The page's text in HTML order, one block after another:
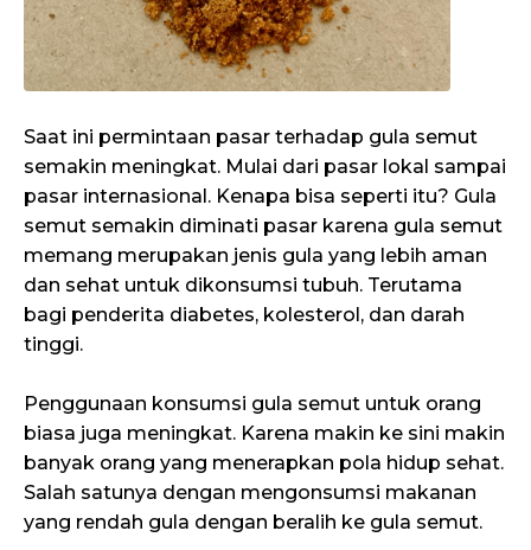
Saat ini permintaan pasar terhadap gula semut
semakin meningkat. Mulai dari pasar lokal sampai
pasar internasional. Kenapa bisa seperti itu? Gula
semut semakin diminati pasar karena gula semut
memang merupakan jenis gula yang lebih aman
dan sehat untuk dikonsumsi tubuh. Terutama
bagi penderita diabetes, kolesterol, dan darah
tinggi.
Penggunaan konsumsi gula semut untuk orang
biasa juga meningkat. Karena makin ke sini makin
banyak orang yang menerapkan pola hidup sehat.
Salah satunya dengan mengonsumsi makanan
yang rendah gula dengan beralih ke gula semut.